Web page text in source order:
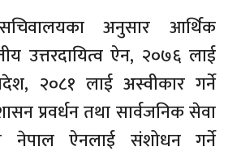
अनुसार आर्थिक
उत्तरदायित्व ऐन, २०७६ लाई
२०८१ लाई अस्वीकार गर्ने
प्रवर्धन तथा सार्वजनिक सेवा
नेपाल ऐनलाई संशोधन गर्ने